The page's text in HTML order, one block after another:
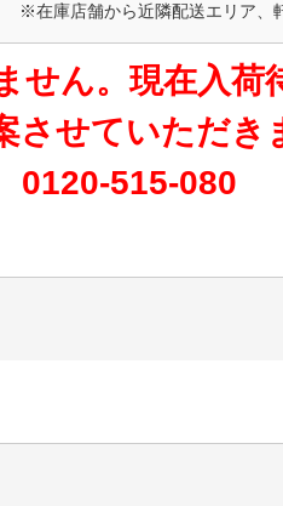
※在庫店舗から近隣配送エリア、
せん。現在入荷
させていただき
515-080